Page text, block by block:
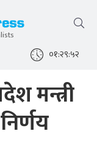
०१:२९:५२
मन्त्री